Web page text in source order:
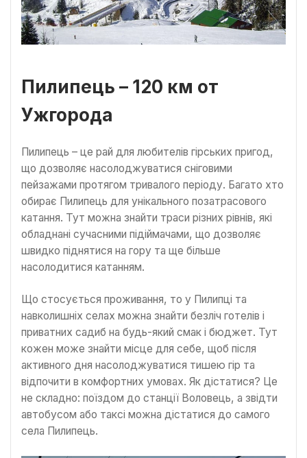
Пилипець – 120 км от
Ужгорода
Пилипець – це рай для любителів гірських пригод,
що дозволяє насолоджуватися сніговими
пейзажами протягом тривалого періоду. Багато хто
обирає Пилипець для унікального позатрасового
катання. Тут можна знайти траси різних рівнів, які
обладнані сучасними підіймачами, що дозволяє
швидко піднятися на гору та ще більше
насолодитися катанням.
Що стосується проживання, то у Пилипці та
навколишніх селах можна знайти безліч готелів і
приватних садиб на будь-який смак і бюджет. Тут
кожен може знайти місце для себе, щоб після
активного дня насолоджуватися тишею гір та
відпочити в комфортних умовах. Як дістатися? Це
не складно: поїздом до станції Воловець, а звідти
автобусом або таксі можна дістатися до самого
села Пилипець.